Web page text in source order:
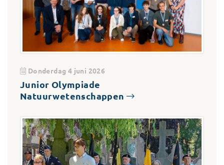
Donderdag 4 juni 2026
Junior Olympiade
Natuurwetenschappen